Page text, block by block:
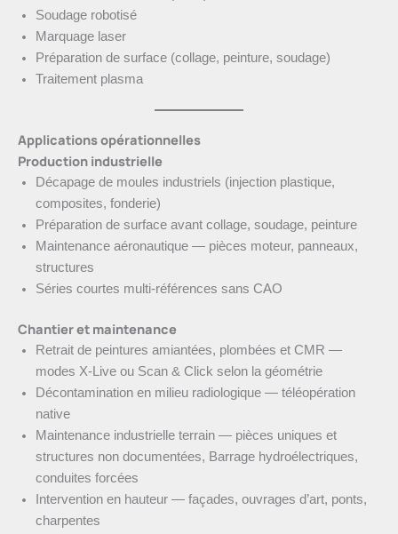
Soudage robotisé
Marquage laser
Préparation de surface (collage, peinture, soudage)
Traitement plasma
Applications opérationnelles
Production industrielle
Décapage de moules industriels (injection plastique,
composites, fonderie)
Préparation de surface avant collage, soudage, peinture
Maintenance aéronautique — pièces moteur, panneaux,
structures
Séries courtes multi-références sans CAO
Chantier et maintenance
Retrait de peintures amiantées, plombées et CMR —
modes X-Live ou Scan & Click selon la géométrie
Décontamination en milieu radiologique — téléopération
native
Maintenance industrielle terrain — pièces uniques et
structures non documentées, Barrage hydroélectriques,
conduites forcées
Intervention en hauteur — façades, ouvrages d’art, ponts,
charpentes